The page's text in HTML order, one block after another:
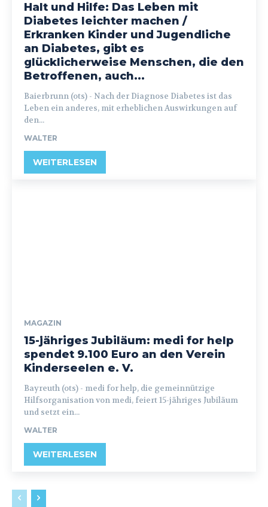
Halt und Hilfe: Das Leben mit
Diabetes leichter machen /
Erkranken Kinder und Jugendliche
an Diabetes, gibt es
glücklicherweise Menschen, die den
Betroffenen, auch...
Baierbrunn (ots) - Nach der Diagnose Diabetes ist das
Leben ein anderes, mit erheblichen Auswirkungen auf
den...
WALTER
WEITERLESEN
MAGAZIN
15-jähriges Jubiläum: medi for help
spendet 9.100 Euro an den Verein
Kinderseelen e. V.
Bayreuth (ots) - medi for help, die gemeinnützige
Hilfsorganisation von medi, feiert 15-jähriges Jubiläum
und setzt ein...
WALTER
WEITERLESEN